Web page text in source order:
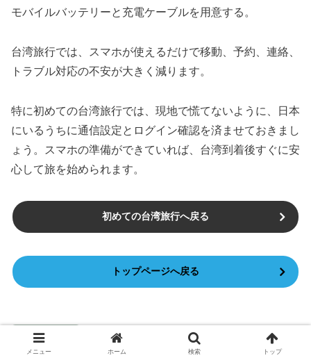
モバイルバッテリーと充電ケーブルを用意する。
台湾旅行では、スマホが使えるだけで移動、予約、連絡、
トラブル対応の不安が大きく減ります。
特に初めての台湾旅行では、現地で慌てないように、日本
にいるうちに通信設定とログイン確認を済ませておきまし
ょう。スマホの準備ができていれば、台湾到着後すぐに安
心して旅を始められます。
初めての台湾旅行へ戻る
トップページへ戻る
台湾旅行準備
メニュー ホーム 検索 トップ